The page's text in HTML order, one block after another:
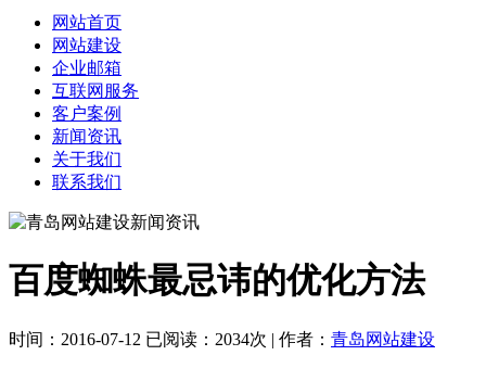
网站首页
网站建设
企业邮箱
互联网服务
客户案例
新闻资讯
关于我们
联系我们
百度蜘蛛最忌讳的优化方法
时间：2016-07-12 已阅读：2034次 | 作者： 青岛网站建设